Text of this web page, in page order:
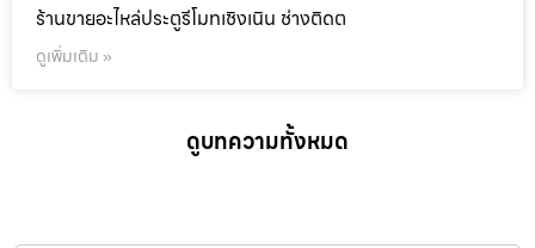
ร้านขายอะไหล่ประตูรีโมทเชิงเนิน ช่างติดต
ดูเพิ่มเติม »
ดูบทความทั้งหมด